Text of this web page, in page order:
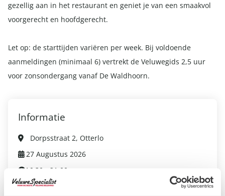
gezellig aan in het restaurant en geniet je van een smaakvol
voorgerecht en hoofdgerecht.
Let op: de starttijden variëren per week. Bij voldoende
aanmeldingen (minimaal 6) vertrekt de Veluwegids 2,5 uur
voor zonsondergang vanaf De Waldhoorn.
Informatie
Dorpsstraat 2, Otterlo
27 Augustus 2026
16:30 - 21:00
Volwassene: €17,50